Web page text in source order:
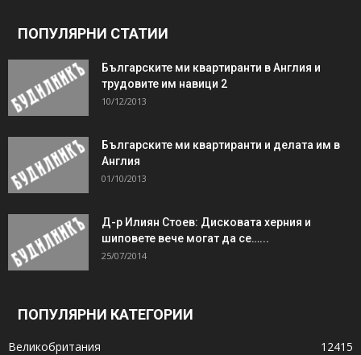
ПОПУЛЯРНИ СТАТИИ
Българските ми квартиранти в Англия и
трудовите им навици 2
10/12/2013
Българските ми квартиранти и делата им в
Англия
01/10/2013
Д-р Илиян Стоев: Дисковата херния и
шиповете вече могат да се…...
25/07/2014
ПОПУЛЯРНИ КАТЕГОРИИ
Великобритания
12415